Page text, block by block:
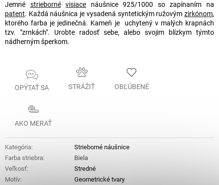
Jemné strieborné visiace náušnice 925/1000 so zapínaním na
patent. Každá náušnica je vysadená syntetickým ružovým zirkónom,
ktorého farba je jedinečná. Kameň je uchytený v malých krapnách
tzv. "zrnkách". Urobte radosť sebe, alebo svojim blízkym týmto
nádherným šperkom.
OPÝTAŤ SA STRÁŽIŤ OBĽÚBENÉ
AKO MERAŤ
Kategória:
Strieborné náušnice
Farba striebra:
Biela
Veľkosť:
Stredné
Motív:
Geometrické tvary